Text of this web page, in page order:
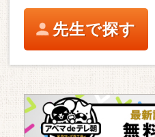
先生で探す